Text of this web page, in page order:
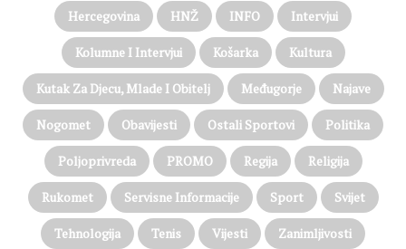
Hercegovina HNŽ INFO Intervjui
Kolumne I Intervjui Košarka Kultura
Kutak Za Djecu, Mlade I Obitelj Međugorje Najave
Nogomet Obavijesti Ostali Sportovi Politika
Poljoprivreda PROMO Regija Religija
Rukomet Servisne Informacije Sport Svijet
Tehnologija Tenis Vijesti Zanimljivosti